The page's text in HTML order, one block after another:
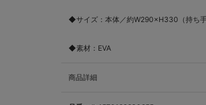
◆サイズ：本体／約W290×H330（持ち
◆素材：EVA
商品詳細